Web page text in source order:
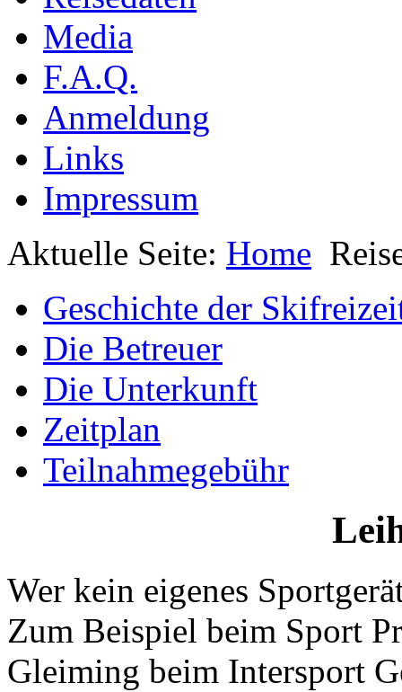
Media
F.A.Q.
Anmeldung
Links
Impressum
Aktuelle Seite: Home
Geschichte der
Die Betreuer
Die Unterkunft
Zeitplan
Teilnahmegebühr
Wer kein eigenes
Zum Beispiel beim Sport
Gleiming beim Intersport